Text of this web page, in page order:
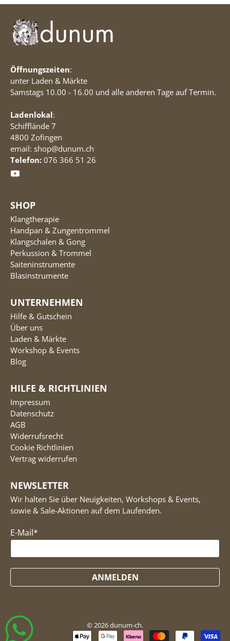
Öffnungszeiten:
unter Laden & Märkte
Samstags 10.00 - 16.00 und alle anderen Tage auf Termin.
Ladenlokal:
Schifflände 7
4800 Zofingen
email: shop@dunum.ch
Telefon: 076 366 51 26
SHOP
Klangtherapie
Handpan & Zungentrommel
Klangschalen & Gong
Perkussion & Trommel
Saiteninstrumente
Blasinstrumente
UNTERNEHMEN
Hilfe & Gutschein
Über uns
Laden & Märkte
Workshop & Events
Blog
HILFE & RICHTLINIEN
Impressum
Datenschutz
AGB
Widerrufsrecht
Cookie Richtlinien
Vertrag widerrufen
NEWSLETTER
Wir halten Sie über Neuigkeiten, Workshops & Events,
sowie & Sale-Aktionen auf dem Laufenden.
E-Mail*
ANMELDEN
© 2026dunum-ch.